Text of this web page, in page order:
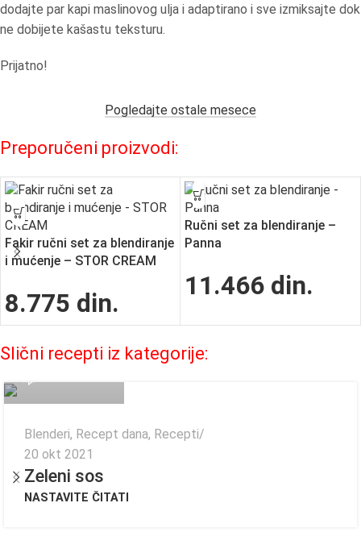
dodajte par kapi maslinovog ulja i adaptirano i sve izmiksajte dok
ne dobijete kašastu teksturu.
Prijatno!
Pogledajte ostale mesece
Preporučeni proizvodi:
Fakir ručni set za blendiranje
i mućenje – STOR CREAM
8.775 din.
Ručni set za blendiranje –
Panna
11.466 din.
Slični recepti iz kategorije:
Blenderi, Recept dana, Recepti
20 okt 2021
Zeleni sos
NASTAVITE ČITATI